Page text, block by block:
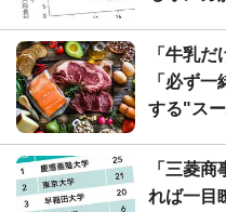
「牛乳
「必ず
する"ス
「三菱
れば一目